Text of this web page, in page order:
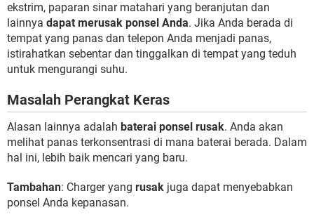
ekstrim, paparan sinar matahari yang beranjutan dan
lainnya dapat merusak ponsel Anda. Jika Anda berada di
tempat yang panas dan telepon Anda menjadi panas,
istirahatkan sebentar dan tinggalkan di tempat yang teduh
untuk mengurangi suhu.
Masalah Perangkat Keras
Alasan lainnya adalah baterai ponsel rusak. Anda akan
melihat panas terkonsentrasi di mana baterai berada. Dalam
hal ini, lebih baik mencari yang baru.
Tambahan: Charger yang rusak juga dapat menyebabkan
ponsel Anda kepanasan.